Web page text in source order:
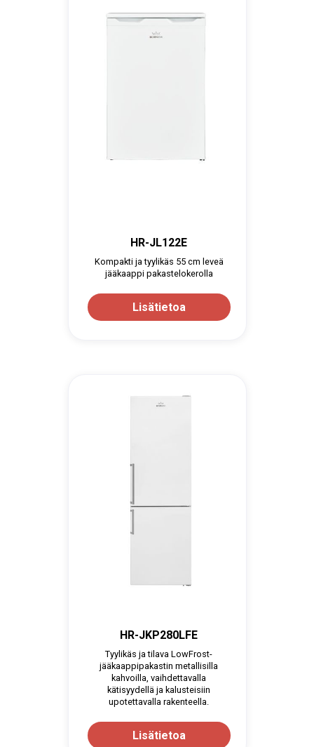
HR-JL122E
Kompakti ja tyylikäs 55 cm leveä
jääkaappi pakastelokerolla
Lisätietoa
HR-JKP280LFE
Tyylikäs ja tilava LowFrost-
jääkaappipakastin metallisilla
kahvoilla, vaihdettavalla
kätisyydellä ja kalusteisiin
upotettavalla rakenteella.
Lisätietoa